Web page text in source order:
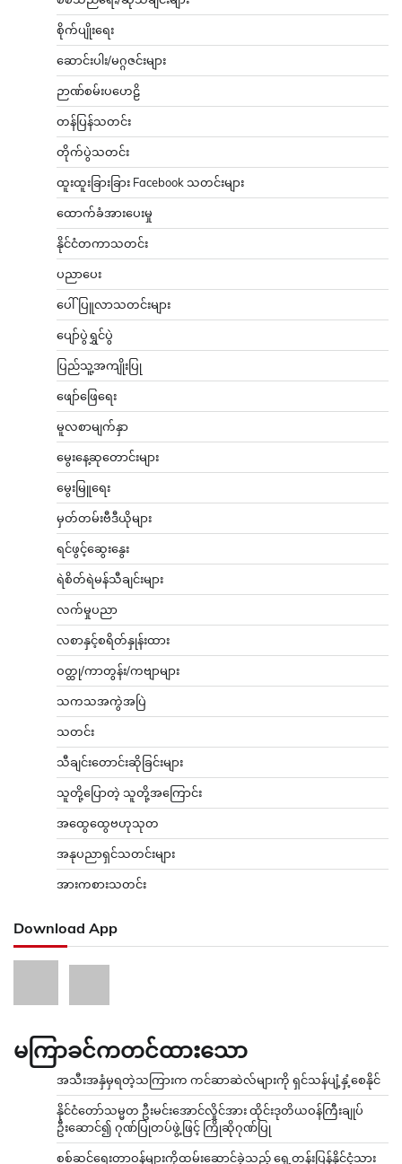
စိုက်ပျိုးရေး
ဆောင်းပါး/မဂ္ဂဇင်းများ
ဉာဏ်စမ်းပဟေဠိ
တန်ပြန်သတင်း
တိုက်ပွဲသတင်း
ထူးထူးခြားခြား Facebook သတင်းများ
ထောက်ခံအားပေးမှု
နိုင်ငံတကာသတင်း
ပညာပေး
ပေါ်ပြူလာသတင်းများ
ပျော်ပွဲရွှင်ပွဲ
ပြည်သူ့အကျိုးပြု
ဖျော်ဖြေရေး
မူလစာမျက်နှာ
မွေးနေ့ဆုတောင်းများ
မွေးမြူရေး
မှတ်တမ်းဗီဒီယိုများ
ရင်ဖွင့်ဆွေးနွေး
ရဲစိတ်ရဲမန်သီချင်းများ
လက်မှုပညာ
လစာနှင့်စရိတ်နှုန်းထား
ဝတ္ထု/ကာတွန်း/ကဗျာများ
သကသအကွဲအပြဲ
သတင်း
သီချင်းတောင်းဆိုခြင်းများ
သူတို့ပြောတဲ့ သူတို့အကြောင်း
အထွေထွေဗဟုသုတ
အနုပညာရှင်သတင်းများ
အားကစားသတင်း
Download App
မကြာခင်ကတင်ထားသော
အသီးအနှံမှရတဲ့သကြားက ကင်ဆာဆဲလ်များကို ရှင်သန်ပျံ့နှံ့စေနိုင်
နိုင်ငံတော်သမ္မတ ဦးမင်းအောင်လှိုင်အား ထိုင်းဒုတိယဝန်ကြီးချုပ်
ဦးဆောင်၍ ဂုဏ်ပြုတပ်ဖွဲ့ဖြင့် ကြိုဆိုဂုဏ်ပြု
စစ်ဆင်ရေးတာဝန်များကိုထမ်းဆောင်ခဲ့သည့် ရှေ့တန်းပြန်နိုင်ငံ့သား